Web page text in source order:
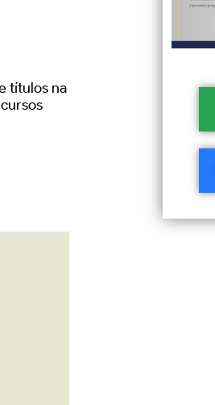
títulos na